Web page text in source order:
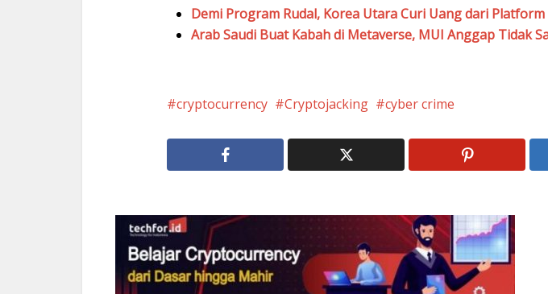
Demi Program Rudal, Korea Utara Curi Uang dari
Arab Saudi Buat Kabah di Metaverse, MUI Anggap Tidak
cryptocurrency Cryptojacking cyber crime